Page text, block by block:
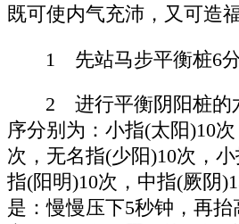
既可使内气充沛，又可造
1 先站马步平衡桩6分
2 进行平衡阴阳桩的
序分别为：小指(太阳)10
次，无名指(少阳)10次，
指(阳明)10次，中指(厥阴
是：慢慢压下5秒钟，再